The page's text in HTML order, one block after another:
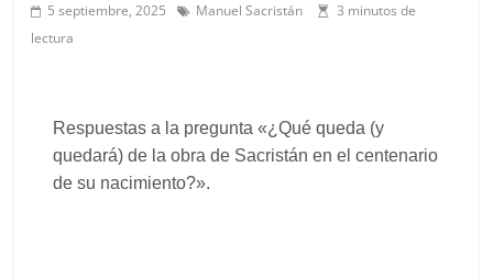
5 septiembre, 2025 Manuel Sacristán
3 minutos de
lectura
Respuestas a la pregunta «¿Qué queda (y
quedará) de la obra de Sacristán en el centenario
de su nacimiento?».